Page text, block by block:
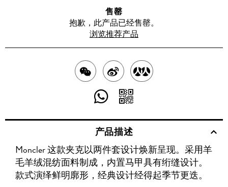
售罄
抱歉，此产品已经售罄。
浏览推荐产品
分
享
WECHAT
分
享
WEIBO
分
分
享
至
WHATSAPP
享
维
码
产品描述
Moncler 这款夹克以两件套设计焕新呈现。采用羊
毛羊绒混纺面料制成，内置马甲具有绗缝设计。
款式演绎鲜明廓形，经典设计经得起季节更迭。